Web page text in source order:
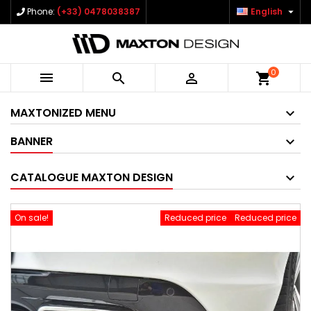
Phone: (+33) 0478038387 English 
   shopping_cart0
MAXTONIZED MENU
BANNER
CATALOGUE MAXTON DESIGN
On sale! Reduced price
Reduced price